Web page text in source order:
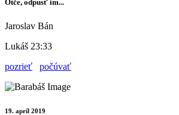
Otče, odpusť im...
Jaroslav Bán
Lukáš 23:33
pozrieť
počúvať
19. apríl 2019